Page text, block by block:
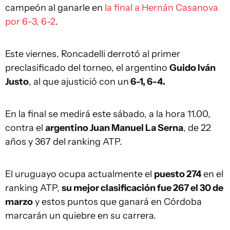
campeón al ganarle en la final a Hernán Casanova
por 6-3, 6-2.
Este viernes, Roncadelli derrotó al primer
preclasificado del torneo, el argentino Guido Iván
Justo, al que ajustició con un6-1, 6-4.
En la final se medirá este sábado, a la hora 11.00,
contra el argentino Juan Manuel La Serna, de 22
años y 367 del ranking ATP.
El uruguayo ocupa actualmente el puesto 274en el
ranking ATP, su mejor clasificación fue 267 el 30 de
marzoy estos puntos que ganará en Córdoba
marcarán un quiebre en su carrera.